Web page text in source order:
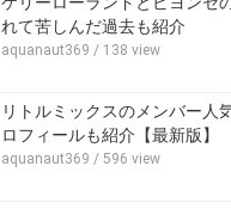
れて苦しんだ過去も紹介
aquanaut369 / 138 view
リトルミックスのメンバー人
ロフィールも紹介【最新版】
aquanaut369 / 596 view